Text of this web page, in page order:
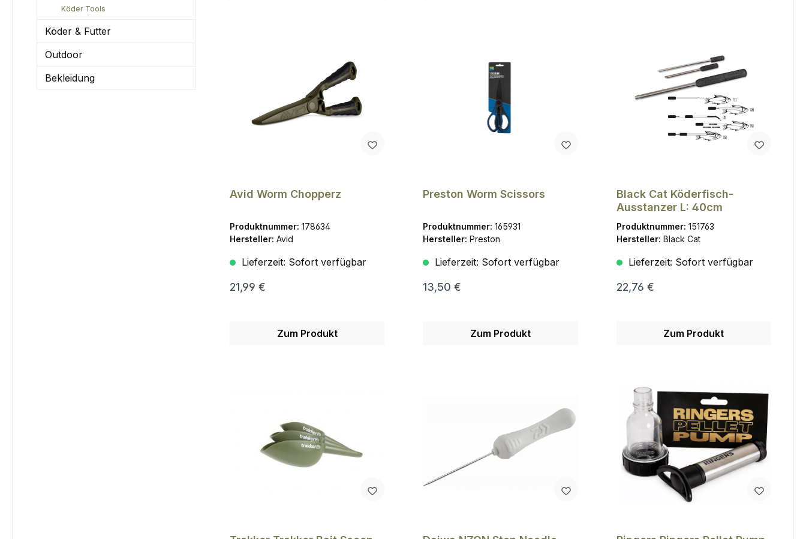
Köder Tools
Köder & Futter
Outdoor
Bekleidung
Avid Worm Chopperz
Produktnummer: 178634
Hersteller: Avid
Lieferzeit: Sofort verfügbar
21,99 €
Zum Produkt
Preston Worm Scissors
Produktnummer:165931
Hersteller:Preston
Lieferzeit: Sofort verfügbar
13,50 €
Zum Produkt
Black Cat Köderfisch-
Ausstanzer L: 40cm
Produktnummer: 151763
Hersteller: Black Cat
Lieferzeit: Sofort verfügbar
22,76 €
Zum Produkt